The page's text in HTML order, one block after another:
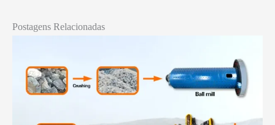
Postagens Relacionadas